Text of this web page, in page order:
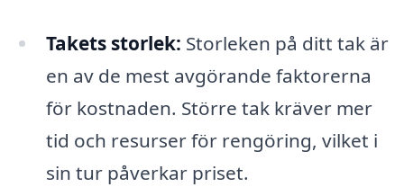
Takets storlek: Storleken på ditt tak är
en av de mest avgörande faktorerna
för kostnaden. Större tak kräver mer
tid och resurser för rengöring, vilket i
sin tur påverkar priset.